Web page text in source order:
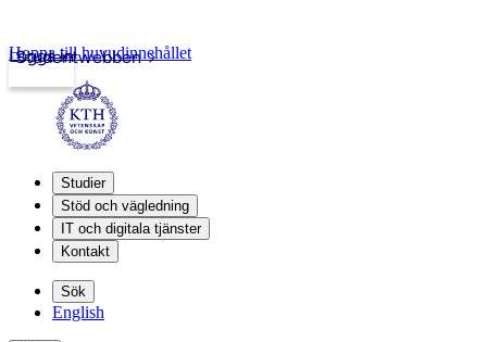
Studentwebben
Logga in
Hoppa till huvudinnehållet
Studier
Stöd och vägledning
IT och digitala tjänster
Kontakt
Sök
English